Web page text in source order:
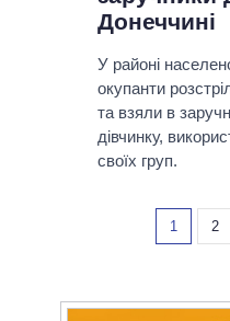
Донеччинi
У районі
окупанти
та взяли в
дівчинку,
своїх груп.
1 2